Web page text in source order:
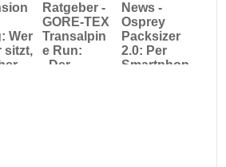
Wer
sitzt,
Ratgeber -
GORE-TEX
Transalpin
e Run:
„Der
News -
Osprey
Packsizer
2.0: Per
Smartphon